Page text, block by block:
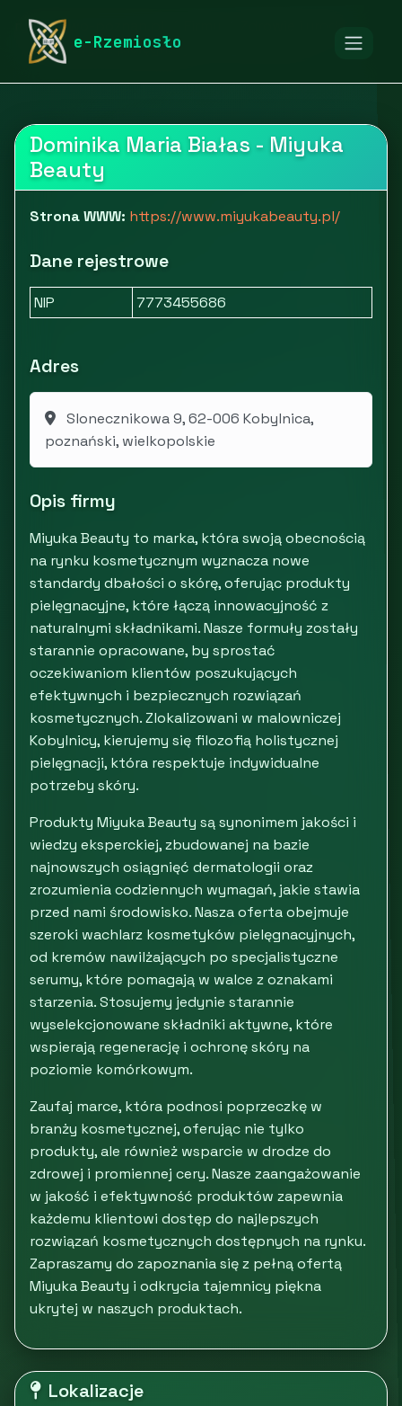
e-Rzemiosło
rymarstwo-poznan.pl
Kosmetyki i pielęgnacja
Dominika Maria Białas - Miyuka
Beauty
Strona WWW: https://www.miyukabeauty.pl/
Dane rejestrowe
NIP 7773455686
Adres
Slonecznikowa 9, 62-006 Kobylnica,
poznański, wielkopolskie
Opis firmy
Miyuka Beauty to marka, która swoją obecnością
na rynku kosmetycznym wyznacza nowe
standardy dbałości o skórę, oferując produkty
pielęgnacyjne, które łączą innowacyjność z
naturalnymi składnikami. Nasze formuły zostały
starannie opracowane, by sprostać
oczekiwaniom klientów poszukujących
efektywnych i bezpiecznych rozwiązań
kosmetycznych. Zlokalizowani w malowniczej
Kobylnicy, kierujemy się filozofią holistycznej
pielęgnacji, która respektuje indywidualne
potrzeby skóry.
Produkty Miyuka Beauty są synonimem jakości i
wiedzy eksperckiej, zbudowanej na bazie
najnowszych osiągnięć dermatologii oraz
zrozumienia codziennych wymagań, jakie stawia
przed nami środowisko. Nasza oferta obejmuje
szeroki wachlarz kosmetyków pielęgnacyjnych,
od kremów nawilżających po specjalistyczne
serumy, które pomagają w walce z oznakami
starzenia. Stosujemy jedynie starannie
wyselekcjonowane składniki aktywne, które
wspierają regenerację i ochronę skóry na
poziomie komórkowym.
Zaufaj marce, która podnosi poprzeczkę w
branży kosmetycznej, oferując nie tylko
produkty, ale również wsparcie w drodze do
zdrowej i promiennej cery. Nasze zaangażowanie
w jakość i efektywność produktów zapewnia
każdemu klientowi dostęp do najlepszych
rozwiązań kosmetycznych dostępnych na rynku.
Zapraszamy do zapoznania się z pełną ofertą
Miyuka Beauty i odkrycia tajemnicy piękna
ukrytej w naszych produktach.
Lokalizacje